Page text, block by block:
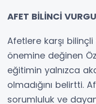
AFET BİLİNCİ
Afetlere karşı bilinçli
önemine değinen
eğitimin yalnızca
olmadığını belirtti.
sorumluluk ve